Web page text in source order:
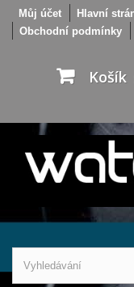
Můj účet Hlavní
Obchodní podmínky
Košík